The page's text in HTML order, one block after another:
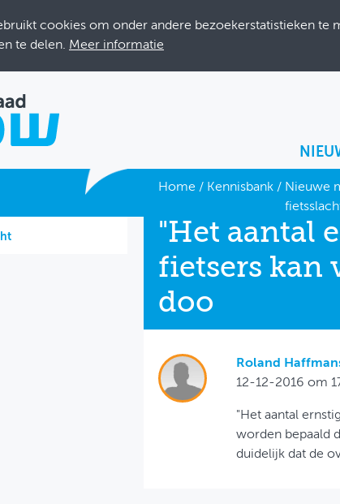
cookies om onder andere bezoekerstatistieken te
te delen. Meer informatie
Home / Kennisbank/ Nieuwe
"Het aantal
fietsers kan
doo
Roland
12-12-2016 om
"Het aantal
worden bepaald
duidelijk dat de